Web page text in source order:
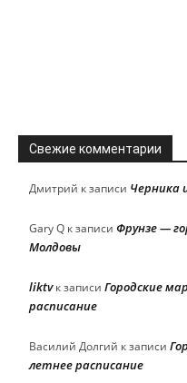
Свежие комментарии
Дмитрий к записи Черника
Gary Q к записи Фрунзе —
Молдовы
liktvк записи Городские
расписание
Василий Долгий к записи
летнее расписание